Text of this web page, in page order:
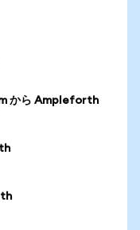
から Ampleforth